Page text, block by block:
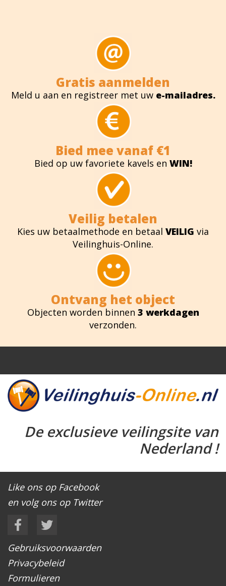
Gratis aanmelden
Meld u aan en registreer met uw e-mailadres.
Bied mee vanaf €1
Bied op uw favoriete kavels en WIN!
Veilig betalen
Kies uw betaalmethode en betaal VEILIG via
Veilinghuis-Online.
Ontvang het object
Objecten worden binnen 3 werkdagen
verzonden.
De exclusieve veilingsite van
Nederland !
Like ons op Facebook
en volg ons op Twitter
Gebruiksvoorwaarden
Privacybeleid
Formulieren